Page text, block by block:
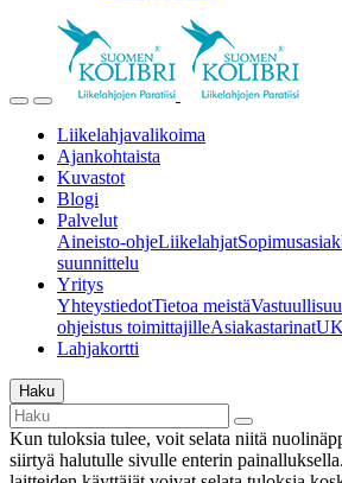
Liikelahjavalikoima
Ajankohtaista
Kuvastot
Blogi
Palvelut
Aineisto-ohjeLiikelahjat
suunnittelu
Yritys
YhteystiedotTietoa meistä
ohjeistus toimittajilleAsiakastarinat
Lahjakortti
Haku
Kun tuloksia tulee, voit selata niitä
siirtyä halutulle sivulle enterin